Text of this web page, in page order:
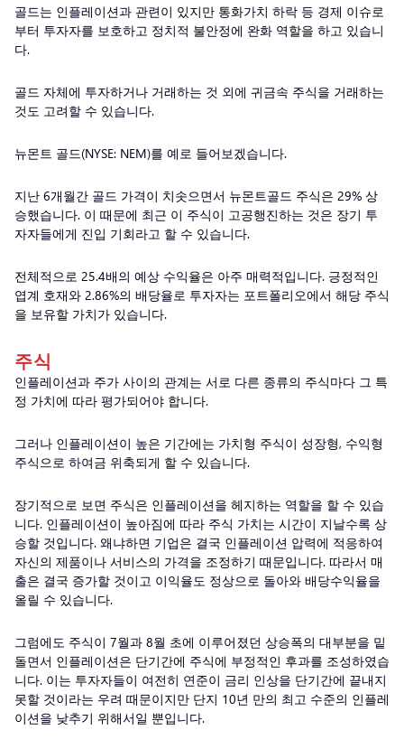
골드는 인플레이션과 관련이 있지만 통화가치 하락 등 경제 이슈로
부터 투자자를 보호하고 정치적 불안정에 완화 역할을 하고 있습니
다.
골드 자체에 투자하거나 거래하는 것 외에 귀금속 주식을 거래하는
것도 고려할 수 있습니다.
뉴몬트 골드(NYSE: NEM)를 예로 들어보겠습니다.
지난 6개월간 골드 가격이 치솟으면서 뉴몬트골드 주식은 29% 상
승했습니다. 이 때문에 최근 이 주식이 고공행진하는 것은 장기 투
자자들에게 진입 기회라고 할 수 있습니다.
전체적으로 25.4배의 예상 수익율은 아주 매력적입니다. 긍정적인
엽계 호재와 2.86%의 배당율로 투자자는 포트폴리오에서 해당 주식
을 보유할 가치가 있습니다.
주식
인플레이션과 주가 사이의 관계는 서로 다른 종류의 주식마다 그 특
정 가치에 따라 평가되어야 합니다.
그러나 인플레이션이 높은 기간에는 가치형 주식이 성장형, 수익형
주식으로 하여금 위축되게 할 수 있습니다.
장기적으로 보면 주식은 인플레이션을 헤지하는 역할을 할 수 있습
니다. 인플레이션이 높아짐에 따라 주식 가치는 시간이 지날수록 상
승할 것입니다. 왜냐하면 기업은 결국 인플레이션 압력에 적응하여
자신의 제품이나 서비스의 가격을 조정하기 때문입니다. 따라서 매
출은 결국 증가할 것이고 이익율도 정상으로 돌아와 배당수익율을
올릴 수 있습니다.
그럼에도 주식이 7월과 8월 초에 이루어졌던 상승폭의 대부분을 밑
돌면서 인플레이션은 단기간에 주식에 부정적인 후과를 조성하였습
니다. 이는 투자자들이 여전히 연준이 금리 인상을 단기간에 끝내지
못할 것이라는 우려 때문이지만 단지 10년 만의 최고 수준의 인플레
이션을 낮추기 위해서일 뿐입니다.